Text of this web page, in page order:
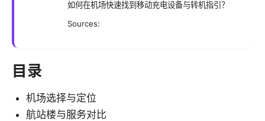
如何在机场快速找到移动充电设备与转机指引？
Sources:
目录
机场选择与定位
航站楼与服务对比